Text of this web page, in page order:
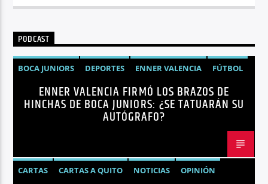
PODCAST
BOCA JUNIORS DEPORTES ENNER VALENCIA
FÚTBOL
NOTICIASENNER VALENCIA FIRMÓ LOS BRAZOS DE
HINCHAS DE BOCA JUNIORS: ¿SE TATUARÁN SU
AUTÓGRAFO?
CARTAS CARTAS A QUITO NOTICIAS OPINIÓN